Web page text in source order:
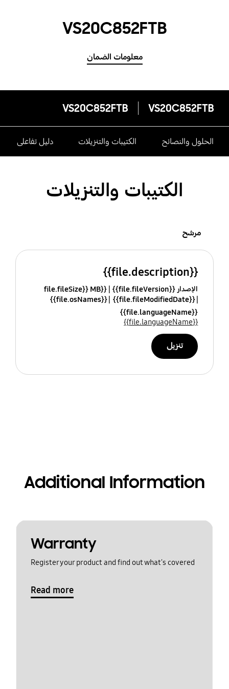
VS20C852FTB
معلومات الضمان
VS20C852FTB
VS20C852FTB
الحلول والنصائح الكتيبات والتنزيلات دليل تفاعلى
الكتيبات والتنزيلات
مرشح
{{file.description}}
الإصدار {{file.fileVersion}}
{{file.fileSize}} MB
{{file.fileModifiedDate}}
{{file.osNames}}
{{file.languageName}}
{{file.languageName}}
تنزيل
Additional Information
Warranty
Register your product and find out what's covered
Read more